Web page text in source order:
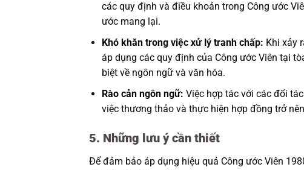
các quy định và điều khoản trong Công ước
ước mang lại.
Khó khăn trong việc xử lý tranh chấp: Khi xảy
áp dụng các quy định của Công ước Viên tại
biệt về ngôn ngữ và văn hóa.
Rào cản ngôn ngữ: Việc hợp tác với các đối
việc thương thảo và thực hiện hợp đồng trở
5. Những lưu ý cần thiết
Để đảm bảo áp dụng hiệu quả Công ước Viên